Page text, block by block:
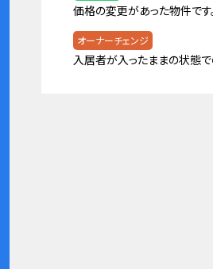
価格の変更があった物件です
オーナーチェンジ
入居者が入ったままの状態で